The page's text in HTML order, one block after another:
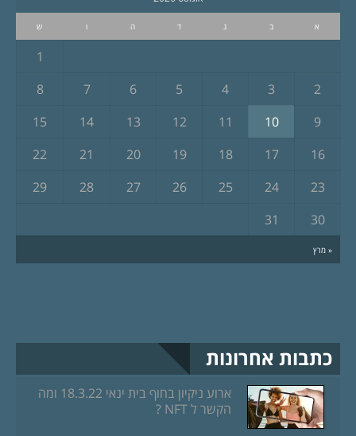
א ב ג ד ה ו ש
« מרץ
1
2
3
4
5
6
7
8
9
10
11
12
13
14
15
16
17
18
19
20
21
22
23
24
25
26
27
28
29
30
31
כתבות אחרונות
ארוע ניקיון בחוף בית ינאי 18.3.22 ומה
הקשר ל NFT ?